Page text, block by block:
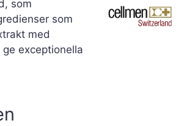
som
som
med
exceptionella